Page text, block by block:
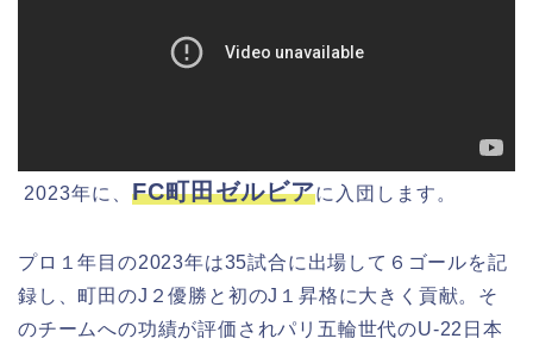
2023年に、 FC町田ゼルビアに入団します。
プロ１年目の2023年は35試合に出場して６ゴールを記
録し、町田のJ２優勝と初のJ１昇格に大きく貢献。そ
のチームへの功績が評価されパリ五輪世代のU-22日本